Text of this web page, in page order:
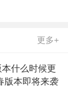
更多+
什么时候更
版本即将来袭